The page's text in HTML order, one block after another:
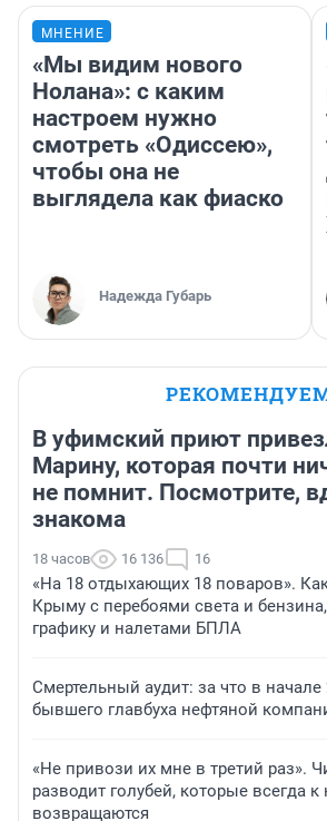
МНЕНИЕ
«Мы видим нового
Нолана»: с каким
настроем нужно
смотреть «Одиссею»,
чтобы она не
выглядела как фиаско
Надежда Губарь
В уфимский приют
Марину, которая почти
не помнит. Посмотрите,
знакома
18 часов 16 136 16
«На 18 отдыхающих 18 поваров».
Крыму с перебоями света и
графику и налетами БПЛА
Смертельный аудит: за что в начале
бывшего главбуха нефтяной
«Не привози их мне в третий раз».
разводит голубей, которые всегда к
возвращаются